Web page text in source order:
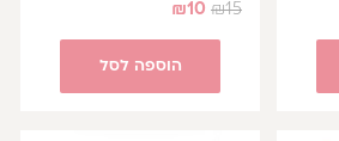
₪15
₪10
הוספה לסל